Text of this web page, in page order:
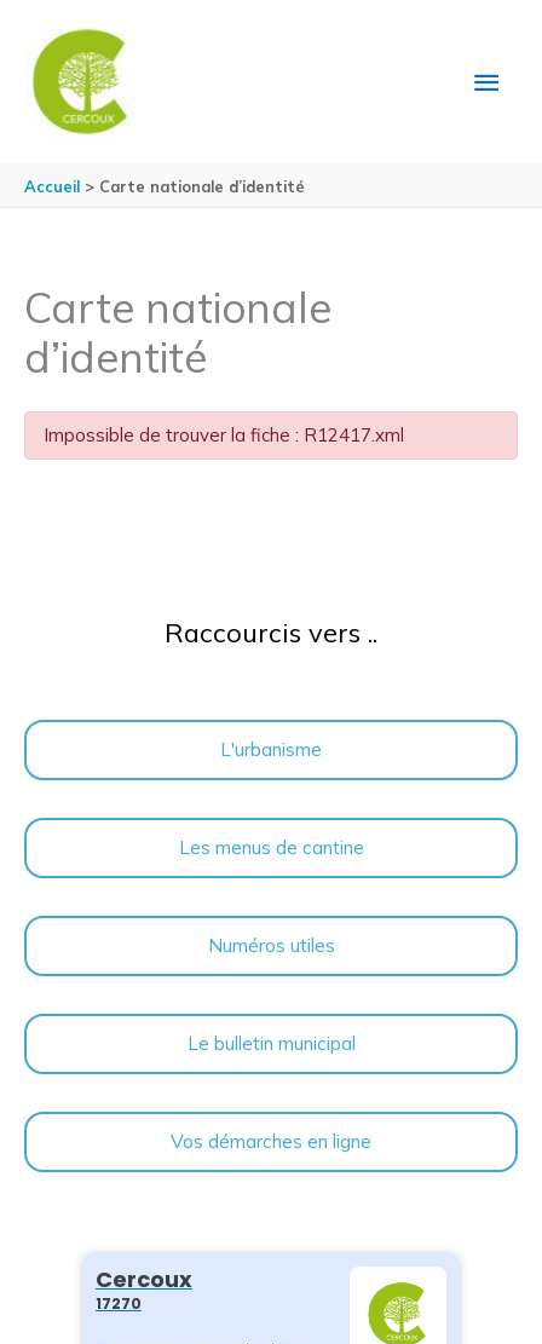
Accueil Carte nationale d’identité
Carte nationale
d’identité
Impossible de trouver la fiche : R12417.xml
Raccourcis vers ..
L'urbanisme
Les menus de cantine
Numéros utiles
Le bulletin municipal
Vos démarches en ligne